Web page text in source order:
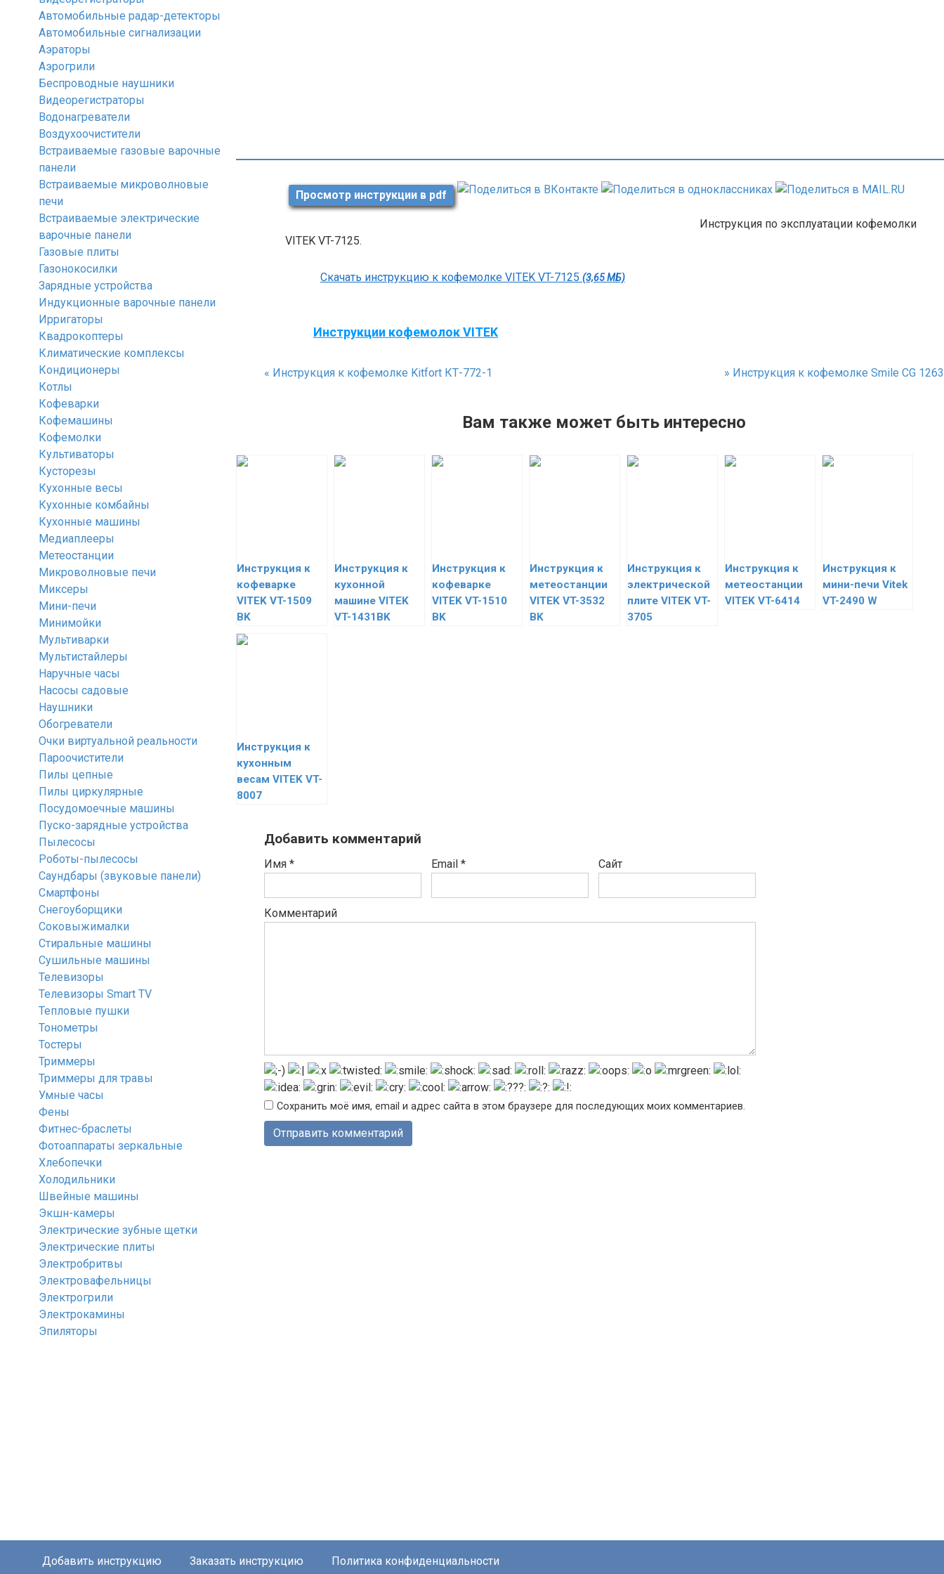
Просмотр инструкции в pdf
Инструкция по эксплуатации кофемолки
VITEK VT-7125.
Скачать инструкцию к кофемолке VITEK VT-7125 (3,65 МБ)
Инструкции кофемолок VITEK
« Инструкция к кофемолке Kitfort КТ-772-1 » Инструкция к кофемолке Smile CG 1263
Вам также может быть интересно
Инструкция к
кофеварке
VITEK VT-1509
BK
Инструкция к
кухонной
машине VITEK
VT-1431BK
Инструкция к
кофеварке
VITEK VT-1510
BK
Инструкция к
метеостанции
VITEK VT-3532
BK
Инструкция к
электрической
плите VITEK VT-
3705
Инструкция к
метеостанции
VITEK VT-6414
Инструкция к
мини-печи Vitek
VT-2490 W
Инструкция к
кухонным
весам VITEK VT-
8007
Добавить комментарий
Имя * Email * Сайт
Комментарий
Сохранить моё имя, email и адрес сайта в этом браузере для последующих моих комментариев.
Автомобильные радар-детекторы
Автомобильные сигнализации
Аэраторы
Аэрогрили
Беспроводные наушники
Видеорегистраторы
Водонагреватели
Воздухоочистители
Встраиваемые газовые варочные
панели
Встраиваемые микроволновые
печи
Встраиваемые электрические
варочные панели
Газовые плиты
Газонокосилки
Зарядные устройства
Индукционные варочные панели
Ирригаторы
Квадрокоптеры
Климатические комплексы
Кондиционеры
Котлы
Кофеварки
Кофемашины
Кофемолки
Культиваторы
Кусторезы
Кухонные весы
Кухонные комбайны
Кухонные машины
Медиаплееры
Метеостанции
Микроволновые печи
Миксеры
Мини-печи
Минимойки
Мультиварки
Мультистайлеры
Наручные часы
Насосы садовые
Наушники
Обогреватели
Очки виртуальной реальности
Пароочистители
Пилы цепные
Пилы циркулярные
Посудомоечные машины
Пуско-зарядные устройства
Пылесосы
Роботы-пылесосы
Саундбары (звуковые панели)
Смартфоны
Снегоуборщики
Соковыжималки
Стиральные машины
Сушильные машины
Телевизоры
Телевизоры Smart TV
Тепловые пушки
Тонометры
Тостеры
Триммеры
Триммеры для травы
Умные часы
Фены
Фитнес-браслеты
Фотоаппараты зеркальные
Хлебопечки
Холодильники
Швейные машины
Экшн-камеры
Электрические зубные щетки
Электрические плиты
Электробритвы
Электровафельницы
Электрогрили
Электрокамины
Эпиляторы
Добавить инструкцию Заказать инструкцию Политика конфиденциальности